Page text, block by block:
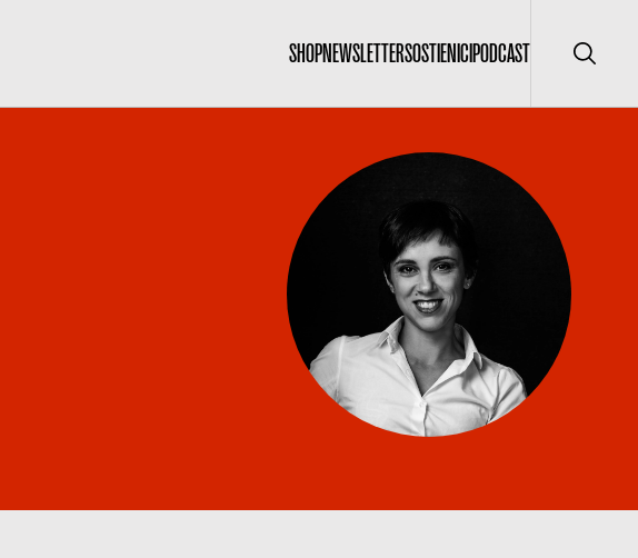
SHOPNEWSLETTERSOSTIENICIPODCAST Cerca